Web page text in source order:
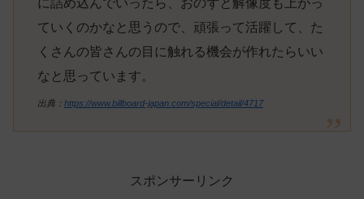
に詰め込んでいったら、おのずと解像度も上がっ
ていくのかなと思うので、頑張って活躍して、た
くさんの皆さんの目に触れる機会が作れたらいい
なと思っています。
出典： https://www.billboard-japan.com/special/detail/4717
スポンサーリンク